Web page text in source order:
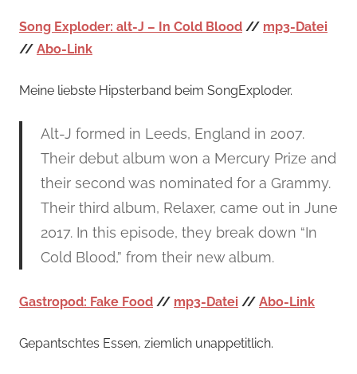
Song Exploder: alt-J – In Cold Blood // mp3-Datei
// Abo-Link
Meine liebste Hipsterband beim SongExploder.
Alt-J formed in Leeds, England in 2007.
Their debut album won a Mercury Prize and
their second was nominated for a Grammy.
Their third album, Relaxer, came out in June
2017. In this episode, they break down “In
Cold Blood,” from their new album.
Gastropod: Fake Food // mp3-Datei // Abo-Link
Gepantschtes Essen, ziemlich unappetitlich.